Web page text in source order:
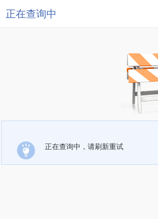
正在查询中
正在查询中，请刷新重试